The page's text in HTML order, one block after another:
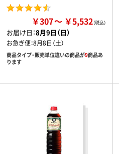
￥307 ￥5,532
お届け日：8月9日（日）
お急ぎ便：8月8日（土）
商品タイプ・販売単位違いの商品が9商品あ
ります